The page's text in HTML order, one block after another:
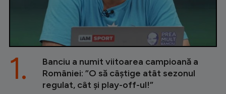
Banciu a numit viitoarea campioană a
României: ”O să câștige atât sezonul
regulat, cât și play-off-ul!”
1.